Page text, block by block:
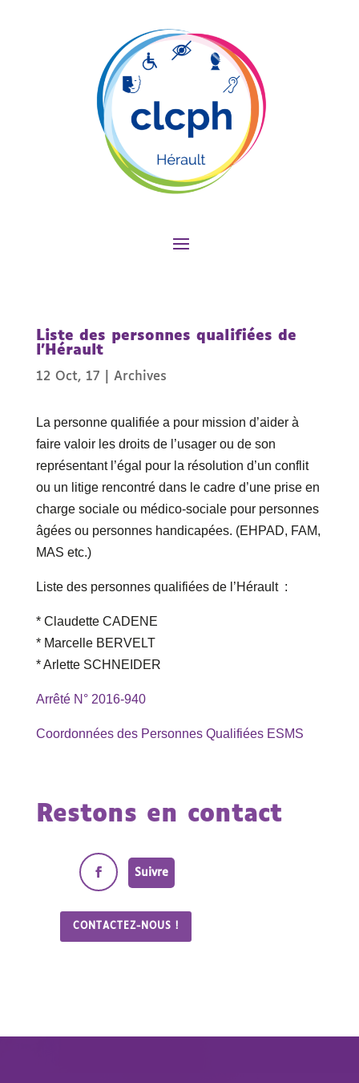
Liste des personnes qualifiées de
l’Hérault
12 Oct, 17 Archives
La personne qualifiée a pour mission d’aider à
faire valoir les droits de l’usager ou de son
représentant l’égal pour la résolution d’un conflit
ou un litige rencontré dans le cadre d’une prise en
charge sociale ou médico-sociale pour personnes
âgées ou personnes handicapées. (EHPAD, FAM,
MAS etc.)
Liste des personnes qualifiées de l’Hérault :
* Claudette CADENE
* Marcelle BERVELT
* Arlette SCHNEIDER
Arrêté N° 2016-940
Coordonnées des Personnes Qualifiées ESMS
Restons en contact
Suivre
CONTACTEZ-NOUS !